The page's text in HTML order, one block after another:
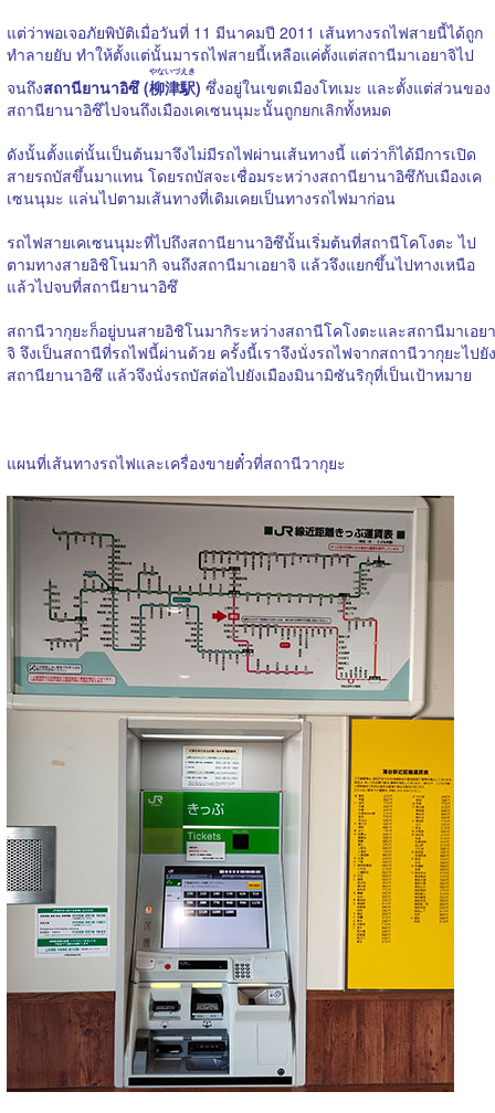
แต่ว่าพอเจอภัยพิบัติเมื่อวันที่ 11 มีนาคมปี 2011 เส้นทางรถไฟสายนี้ได้ถูก
ทำลายยับ ทำให้ตั้งแต่นั้นมารถไฟสายนี้เหลือแค่ตั้งแต่สถานีมาเอยาจิไป
จนถึงสถานียานาอิซึ (柳津駅
やないづえき
) ซึ่งอยู่ในเขตเมืองโทเมะ และตั้งแต่ส่วนของ
สถานียานาอิซึไปจนถึงเมืองเคเซนนุมะนั้นถูกยกเลิกทั้งหมด
ดังนั้นตั้งแต่นั้นเป็นต้นมาจึงไม่มีรถไฟผ่านเส้นทางนี้ แต่ว่าก็ได้มีการเปิด
สายรถบัสขึ้นมาแทน โดยรถบัสจะเชื่อมระหว่างสถานียานาอิซึกับเมืองเค
เซนนุมะ แล่นไปตามเส้นทางที่เดิมเคยเป็นทางรถไฟมาก่อน
รถไฟสายเคเซนนุมะที่ไปถึงสถานียานาอิซึนั้นเริ่มต้นที่สถานีโคโงตะ ไป
ตามทางสายอิชิโนมากิ จนถึงสถานีมาเอยาจิ แล้วจึงแยกขึ้นไปทางเหนือ
แล้วไปจบที่สถานียานาอิซึ
สถานีวากุยะก็อยู่บนสายอิชิโนมากิระหว่างสถานีโคโงตะและสถานีมาเอยา
จิ จึงเป็นสถานีที่รถไฟนี้ผ่านด้วย ครั้งนี้เราจึงนั่งรถไฟจากสถานีวากุยะไปยัง
สถานียานาอิซึ แล้วจึงนั่งรถบัสต่อไปยังเมืองมินามิซันริกุที่เป็นเป้าหมาย
แผนที่เส้นทางรถไฟและเครื่องขายตั๋วที่สถานีวากุยะ